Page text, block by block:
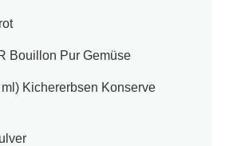
Bouillon Pur Gemüse
Kichererbsen Konserve